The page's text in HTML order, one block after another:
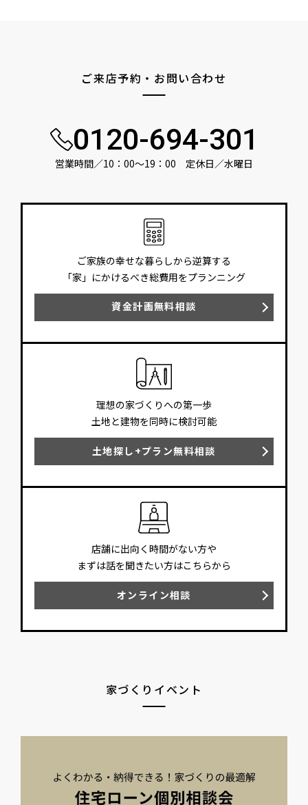
ご来店予約・お問い合わせ
0120-694-301
営業時間／10：00〜19：00 定休日／水曜日
ご家族の幸せな暮らしから逆算する
「家」にかけるべき総費用をプランニング
資金計画無料相談
理想の家づくりへの第一歩
土地と建物を同時に検討可能
土地探し+プラン無料相談
店舗に出向く時間がない方や
まずは話を聞きたい方はこちらから
オンライン相談
家づくりイベント